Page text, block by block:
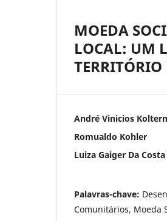
MOEDA
LOCAL: UM
André Vinicios
Romualdo Kohler
Luiza Gaiger Da
Palavras-chave:
Comunitários, Moeda